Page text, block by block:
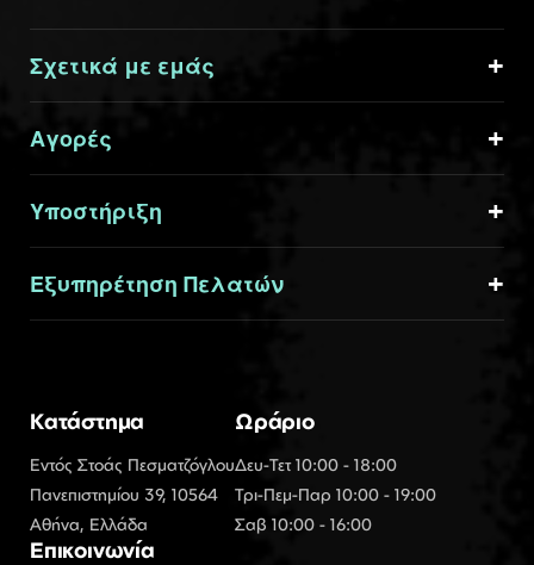
Σχετικά με εμάς
Αγορές
Υποστήριξη
Εξυπηρέτηση Πελατών
Κατάστημα
Εντός Στοάς Πεσματζόγλου
Πανεπιστημίου 39, 10564
Αθήνα, Ελλάδα
Ωράριο
Δευ-Τετ 10:00 - 18:00
Τρι-Πεμ-Παρ 10:00 - 19:00
Σαβ 10:00 - 16:00
Επικοινωνία